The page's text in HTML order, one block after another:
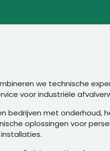
we technische
voor industriële
bedrijven met onderhoud,
oplossingen voor